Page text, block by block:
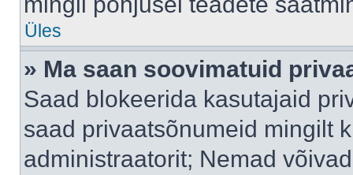
Üles
» Ma saan soovimatuid
Saad blokeerida kasutajaid
saad privaatsõnumeid mingilt
administraatorit; Nemad